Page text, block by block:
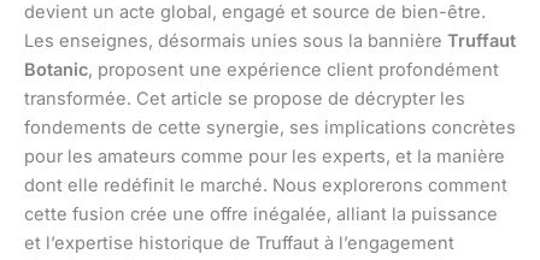
devient un acte global, engagé et source de bien-être.
Les enseignes, désormais unies sous la bannière Truffaut
Botanic, proposent une expérience client profondément
transformée. Cet article se propose de décrypter les
fondements de cette synergie, ses implications concrètes
pour les amateurs comme pour les experts, et la manière
dont elle redéfinit le marché. Nous explorerons comment
cette fusion crée une offre inégalée, alliant la puissance
et l’expertise historique de Truffaut à l’engagement